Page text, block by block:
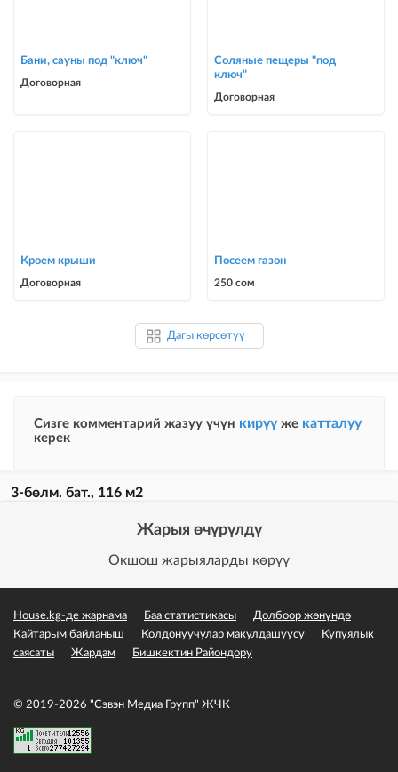
Бани, сауны под "ключ"
Договорная
Соляные пещеры "под
ключ"
Договорная
Кроем крыши
Договорная
Посеем газон
250 сом
Дагы көрсөтүү
Сизге комментарий жазуу үчүн кирүү же катталуу
керек
3-бөлм. бат., 116 м2
Жарыя өчүрүлдү
Окшош жарыяларды көрүү
House.kg-де жарнама Баа статистикасы
Долбоор жөнүндө
Кайтарым байланыш
Колдонуучулар макулдашуусу
Купуялык
саясаты
Жардам Бишкектин Райондору
© 2019-2026 "Сэвэн Медиа Групп" ЖЧК